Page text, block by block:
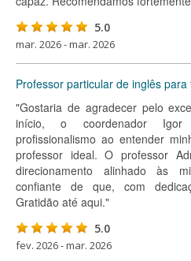
5.0
mar. 2026 - mar. 2026
Professor particular de inglês
"Gostaria de agradecer pelo
início, o coordenador Igor
profissionalismo ao entender
professor ideal. O professor
direcionamento alinhado às
confiante de que, com
Gratidão até aqui."
5.0
fev. 2026 - mar. 2026